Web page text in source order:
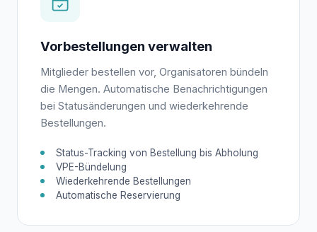
Vorbestellungen verwalten
Mitglieder bestellen vor, Organisatoren bündeln
die Mengen. Automatische Benachrichtigungen
bei Statusänderungen und wiederkehrende
Bestellungen.
Status-Tracking von Bestellung bis Abholung
VPE-Bündelung
Wiederkehrende Bestellungen
Automatische Reservierung